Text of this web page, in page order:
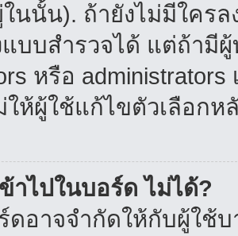
ในนั้น). ถ้ายังไม่มีใค
แบบสำรวจได้ แต่ถ้ามี
หรือ
ให้ผู้ใช้แก้ไขตัวเลือกห
าไปในบอร์ด ไม่ได้?
อาจจำกัดให้กับผู้ใช้บ